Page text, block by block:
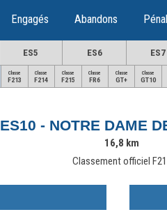
Engagés Abandons
ES5 ES6 ES7
Classe
F213
Classe
F214
Classe
F215
Classe
FR6
Classe
GT+
Classe
GT10
ES10 - NOTRE DAME
16,8 km
Classement officiel